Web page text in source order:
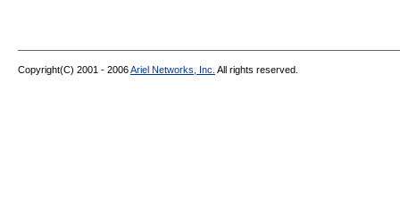
Copyright(C) 2001 - 2006Ariel Networks, Inc. All rights reserved.